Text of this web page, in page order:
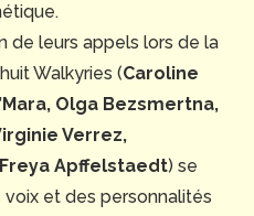
de leurs appels lors de la
Walkyries (Caroline
Olga Bezsmertna,
Verrez,
Freya Apffelstaedt) se
et des personnalités